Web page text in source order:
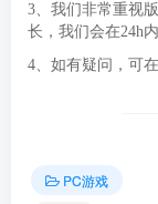
3、我们非常重视
长，我们会在24h
4、如有疑问，可
PC游戏